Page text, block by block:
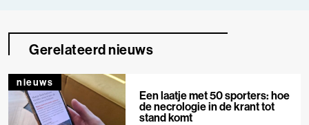
Gerelateerd nieuws
nieuws
Een laatje met 50 sporters: hoe
de necrologie in de krant tot
stand komt